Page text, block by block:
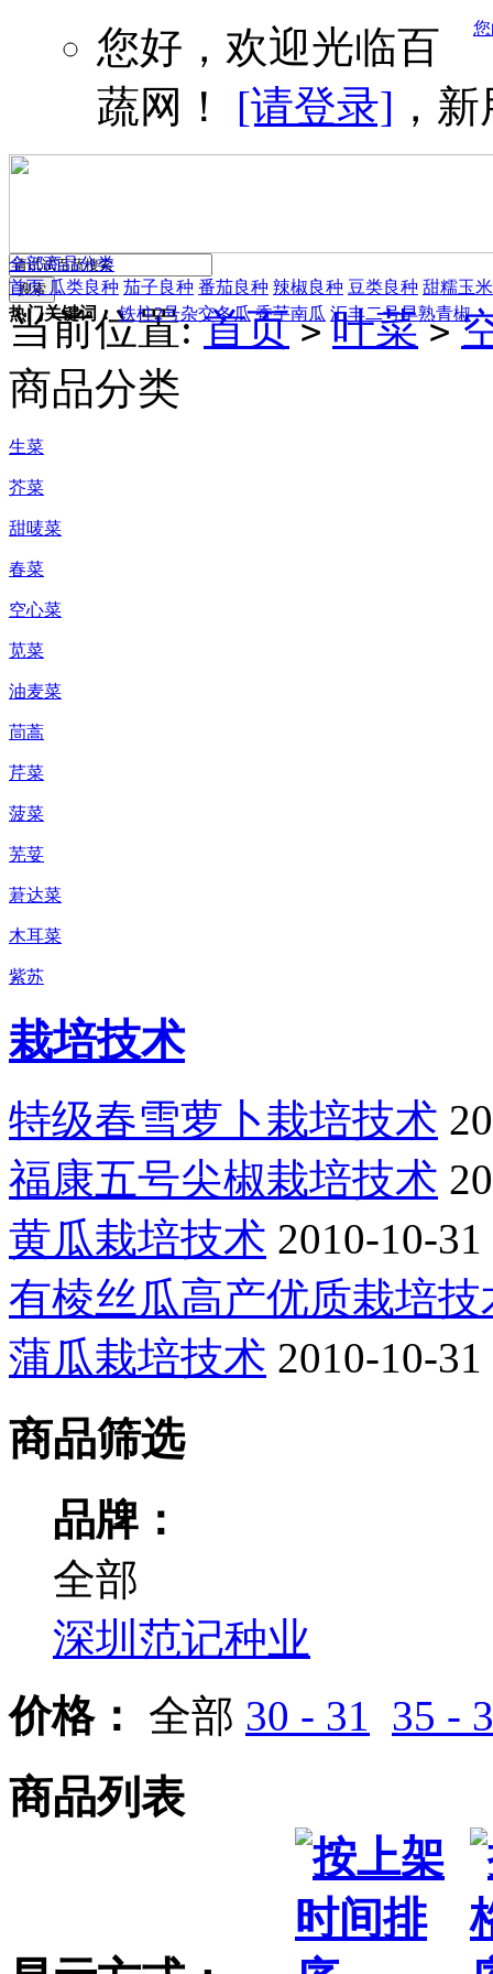
您好，欢迎光临百
蔬网！ [请登录] ，
热门关键词： 铁柱2号杂交冬瓜 香芋南瓜 汇丰二号早熟青椒
全部商品分类
首页 瓜类良种 茄子良种 番茄良种 辣椒良种 豆类良种 甜糯玉米
当前位置:首页 > 叶菜 >
商品分类
生菜
芥菜
甜唛菜
春菜
空心菜
苋菜
油麦菜
茼蒿
芹菜
菠菜
芜荽
莙达菜
木耳菜
紫苏
栽培技术
特级春雪萝卜栽培技术
福康五号尖椒栽培技术
黄瓜栽培技术 2010-10-31
有棱丝瓜高产优质栽培技
蒲瓜栽培技术 2010-10-31
商品筛选
品牌：
全部
深圳范记种业
价格：
全部 30 - 31 35 -
商品列表